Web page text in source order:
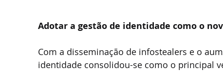
Adotar a gestão de identidade como o
Com a disseminação de infostealers e o
identidade consolidou-se como o principal